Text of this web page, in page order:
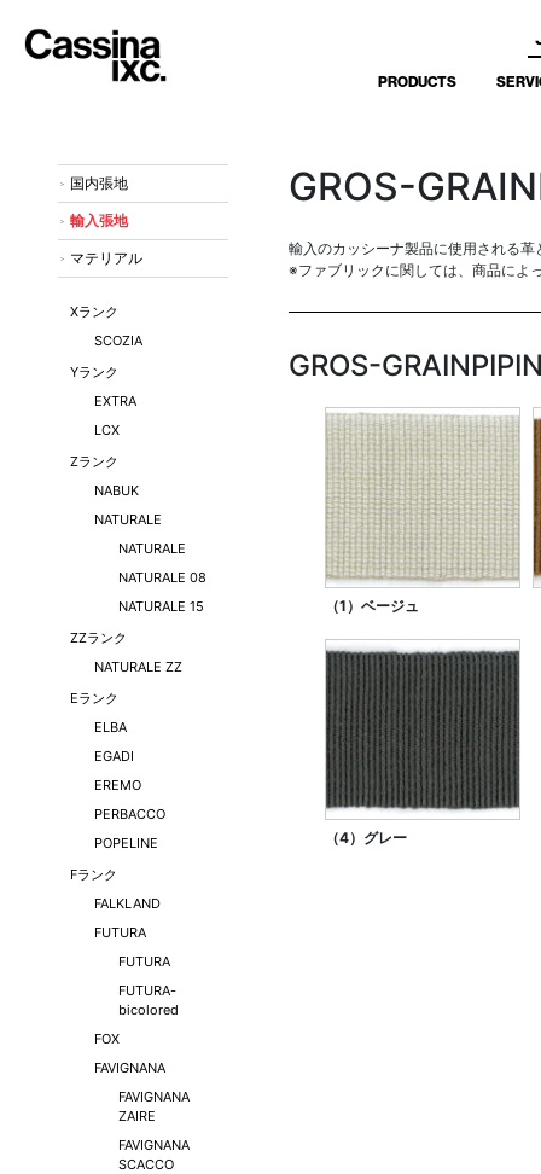
PRODUCTS
GROS-
輸入のカッシーナ製品に使用される
※ファブリックに関しては、商品によ
GROS-
（1）ベージュ
（4）グレー
国内張地
輸入張地
マテリアル
Xランク
SCOZIA
Yランク
EXTRA
LCX
Zランク
NABUK
NATURALE
NATURALE
NATURALE 08
NATURALE 15
ZZランク
NATURALE ZZ
Eランク
ELBA
EGADI
EREMO
PERBACCO
POPELINE
Fランク
FALKLAND
FUTURA
FUTURA
FUTURA-
bicolored
FOX
FAVIGNANA
FAVIGNANA
ZAIRE
FAVIGNANA
SCACCO